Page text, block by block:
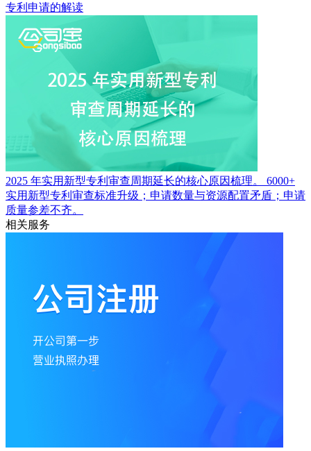
专利申请的解读
2025 年实用新型专利审查周期延长的核心原因梳理。
6000+
实用新型专利审查标准升级；申请数量与资源配置矛盾；申请
质量参差不齐。
相关服务